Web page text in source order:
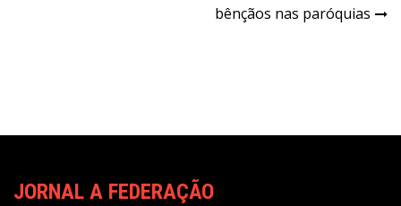
de
bênçãos nas paróquias
JORNAL A FEDERAÇÃO